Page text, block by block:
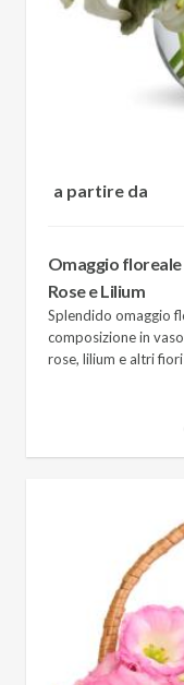
a partire da
Omaggio
Rose e Lilium
Splendido omaggio
composizione in
rose, lilium e altri